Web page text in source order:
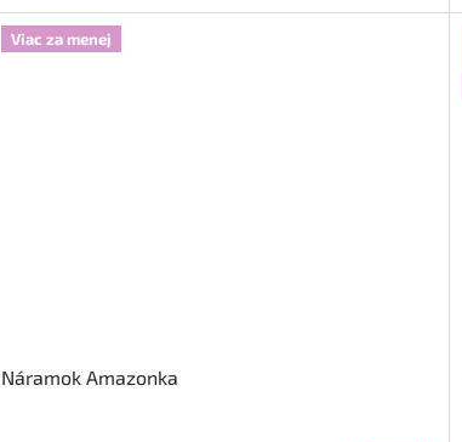
Viac za menej
Náramok Amazonka